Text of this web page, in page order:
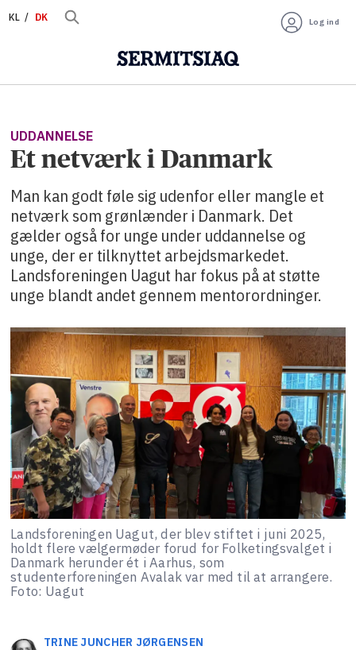
KL DK Log ind
UDDANNELSE
Et netværk i Danmark
Man kan godt føle sig udenfor eller mangle et
netværk som grønlænder i Danmark. Det
gælder også for unge under uddannelse og
unge, der er tilknyttet arbejdsmarkedet.
Landsforeningen Uagut har fokus på at støtte
unge blandt andet gennem mentorordninger.
Landsforeningen Uagut, der blev stiftet i juni 2025,
holdt flere vælgermøder forud for Folketingsvalget i
Danmark herunder ét i Aarhus, som
studenterforeningen Avalak var med til at arrangere.
Foto: Uagut
TRINE JUNCHER JØRGENSEN